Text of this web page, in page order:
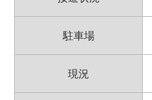
駐車場
現況